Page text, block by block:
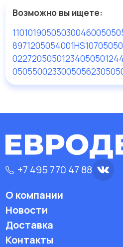
Возможно вы ищете:
1101019050503004600505
8971205054001HS10705050
022720505012340505
050550023300505
+7 495 770 47 88
О компании
Новости
Доставка
Контакты